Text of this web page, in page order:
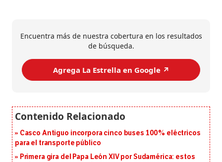
Encuentra más de nuestra cobertura en los resultados
de búsqueda.
Agrega La Estrella en Google ↗️
Casco Antiguo incorpora cinco buses 100% eléctricos
para el transporte público
Primera gira del Papa León XIV por Sudamérica: estos